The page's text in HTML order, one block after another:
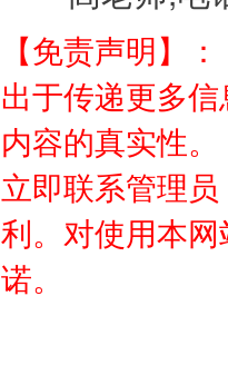
【免责声明】
出于传递更多
内容的真实性
立即联系管理
利。对使用本
诺。